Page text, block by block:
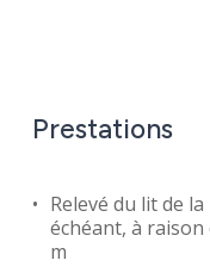
Prestations
Relevé du lit de
échéant, à raison
m